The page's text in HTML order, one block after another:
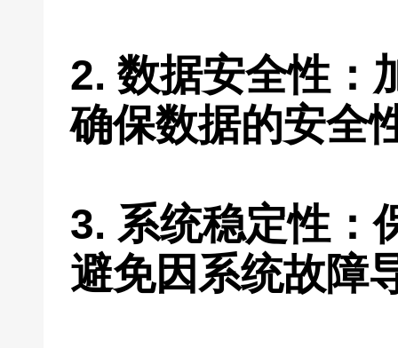
2. 数据安全性：
确保数据的安全
3. 系统稳定性：
避免因系统故障